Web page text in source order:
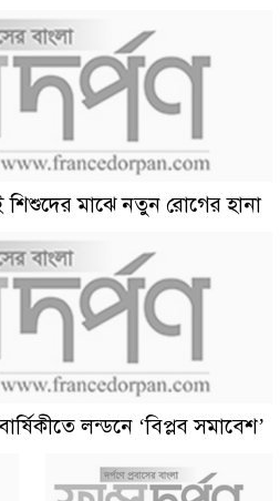
শিশুদের মাঝে নতুন রোগের হানা
লন্ডনে ‘বিপ্লব সমাবেশ’